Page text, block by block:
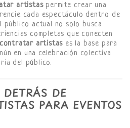
artistaspermite crear una
cada espectáculo dentro de
público actual no solo busca
completas que conecten
contratar artistas es la base para
en una celebración colectiva
del público.
DE
PARA EVENTOS